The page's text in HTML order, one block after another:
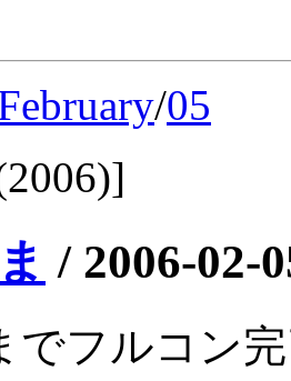
/05
/ 2006-02-
でフルコン